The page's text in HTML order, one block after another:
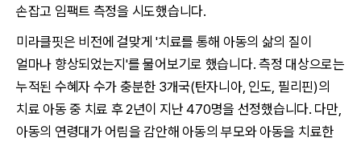
손잡고 임팩트 측정을 시도했습니다.
미라클핏은 비전에 걸맞게 '치료를 통해 아동의 삶의 질이
얼마나 향상되었는지'를 물어보기로 했습니다. 측정 대상으로는
누적된 수혜자 수가 충분한 3개국(탄자니아, 인도, 필리핀)의
치료 아동 중 치료 후 2년이 지난 470명을 선정했습니다. 다만,
아동의 연령대가 어림을 감안해 아동의 부모와 아동을 치료한